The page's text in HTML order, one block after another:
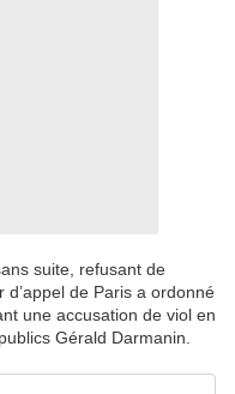
suite, refusant de
d’appel de Paris a ordonné
une accusation de viol en
Gérald Darmanin.